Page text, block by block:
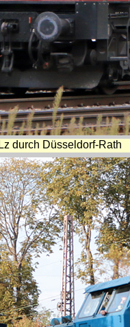
durch Düsseldorf-Rath